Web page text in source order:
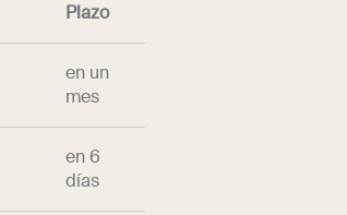
Plazo
en un
mes
en 6
días